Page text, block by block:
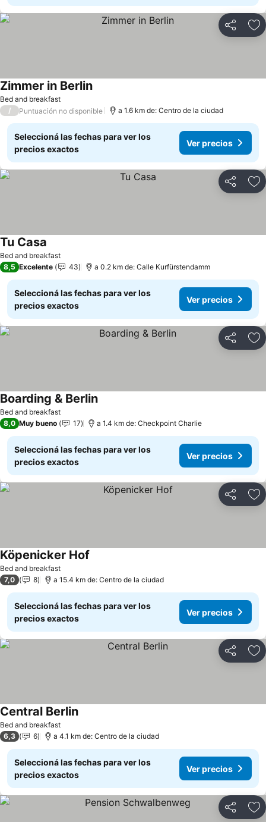
Compartir
Bed and breakfast
Zimmer in BerlinVer precios
/ Puntuación no disponible a 1.6 km de: Centro de la ciudad
Seleccioná las fechas para ver los
precios exactos
Ver precios
Compartir
Bed and breakfast
Tu Casa
8,5 Excelente 43 a 0.2 km de: Calle Kurfürstendamm
Seleccioná las fechas para ver los
precios exactos
Ver precios
Compartir
Bed and breakfast
Boarding & BerlinVer precios
8,0 Muy bueno 17 a 1.4 km de: Checkpoint Charlie
Seleccioná las fechas para ver los
precios exactos
Ver precios
Compartir
Bed and breakfast
Köpenicker Hof
7,0 8 a 15.4 km de: Centro de la ciudad
Seleccioná las fechas para ver los
precios exactos
Ver precios
Compartir
Bed and breakfast
Central BerlinVer precios
6,3 6 a 4.1 km de: Centro de la ciudad
Seleccioná las fechas para ver los
precios exactos
Ver precios
Compartir